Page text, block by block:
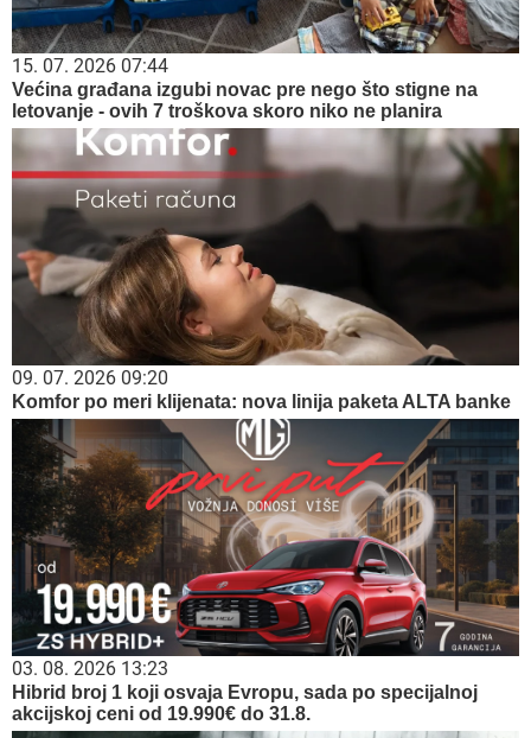
15. 07. 2026 07:44
Većina građana izgubi novac pre nego što stigne na
letovanje - ovih 7 troškova skoro niko ne planira
09. 07. 2026 09:20
Komfor po meri klijenata: nova linija paketa ALTA banke
03. 08. 2026 13:23
Hibrid broj 1 koji osvaja Evropu, sada po specijalnoj
akcijskoj ceni od 19.990€ do 31.8.